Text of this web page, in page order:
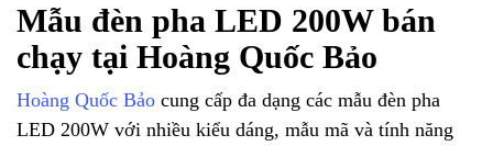
Mẫu đèn pha LED 200W bán
chạy tại Hoàng Quốc Bảo
Hoàng Quốc Bảo cung cấp đa dạng các mẫu đèn pha
LED 200W với nhiều kiểu dáng, mẫu mã và tính năng